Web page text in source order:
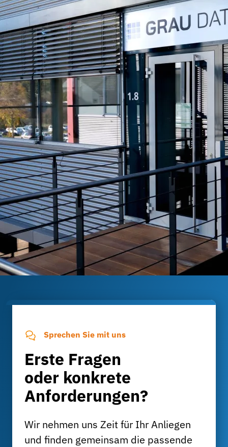
Sprechen Sie mit uns
Erste Fragen
oder konkrete
Anforderungen?
Wir nehmen uns Zeit für Ihr Anliegen
und finden gemeinsam die passende